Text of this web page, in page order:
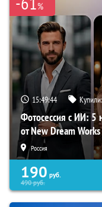
%
15:49:43
Фотосессия с ИИ: 5
от New Dream Works
Россия
190 руб.
490руб.